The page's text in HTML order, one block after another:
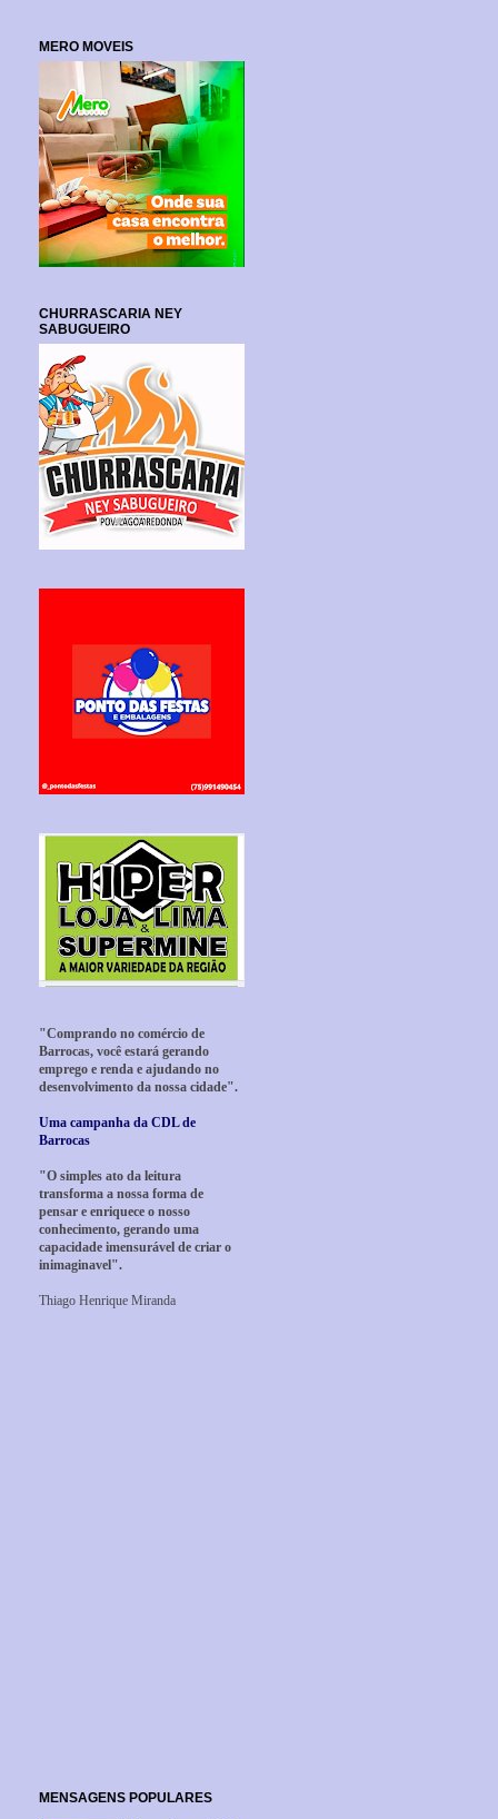
MERO MOVEIS
CHURRASCARIA NEY
SABUGUEIRO
"Comprando no comércio de
Barrocas, você estará gerando
emprego e renda e ajudando no
desenvolvimento da nossa cidade".
Uma campanha da CDL de
Barrocas
"O simples ato da leitura
transforma a nossa forma de
pensar e enriquece o nosso
conhecimento, gerando uma
capacidade imensurável de criar o
inimaginavel".
Thiago Henrique Miranda
MENSAGENS POPULARES